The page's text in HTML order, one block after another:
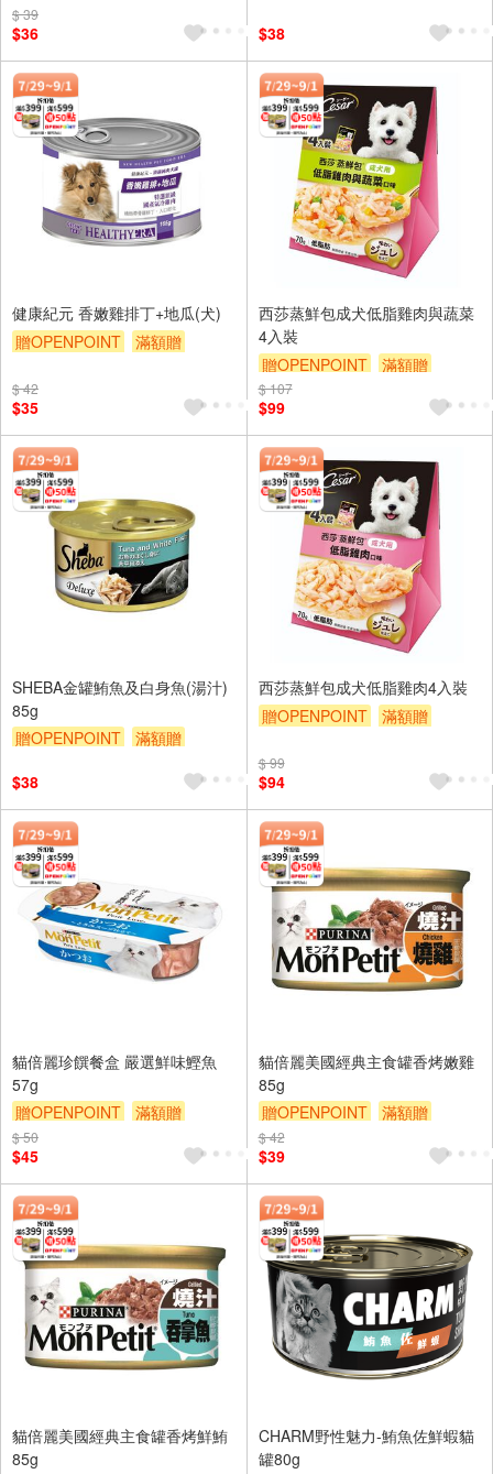
$ 39
$36
$38
健康紀元 香嫩雞排丁+地瓜(犬)
贈OPENPOINT
滿額贈
$ 42
$35
西莎蒸鮮包成犬低脂雞肉與蔬菜
4入裝
贈OPENPOINT
滿額贈
滿額9折
$ 107
$99
SHEBA金罐鮪魚及白身魚(湯汁)
85g
贈OPENPOINT
滿額贈
$38
西莎蒸鮮包成犬低脂雞肉4入裝
贈OPENPOINT
滿額贈
$ 99
$94
貓倍麗珍饌餐盒 嚴選鮮味鰹魚
57g
贈OPENPOINT
滿額贈
滿額9折
$ 50
$45
貓倍麗美國經典主食罐香烤嫩雞
85g
贈OPENPOINT
滿額贈
滿額9折
$ 42
$39
貓倍麗美國經典主食罐香烤鮮鮪
85g
CHARM野性魅力-鮪魚佐鮮蝦貓
罐80g